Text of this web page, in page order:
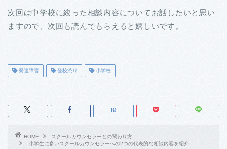
次回は中学校に絞った相談内容についてお話したいと思い
ますので、次回も読んでもらえると嬉しいです。
発達障害 登校渋り 小学校
HOME
スクールカウンセラーとの関わり方
小学生に多いスクールカウンセラーへの2つの代表的な相談内容を紹介